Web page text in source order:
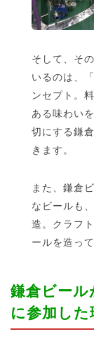
そして、そ
いるのは、
ンセプト。
ある味わい
切にする鎌
きます。
また、鎌倉
なビールも
造。クラフ
ールを造っ
鎌倉ビー
に参加した